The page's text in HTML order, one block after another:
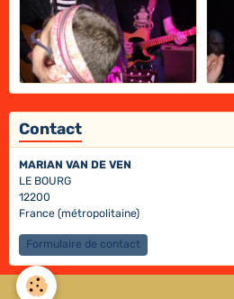
Contact
MARIAN VAN DE VEN
LE BOURG
12200
France (métropolitaine)
Formulaire de contact